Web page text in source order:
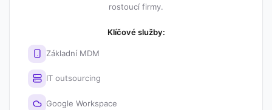
rostoucí firmy.
Klíčové služby:
Základní MDM
IT outsourcing
Google Workspace